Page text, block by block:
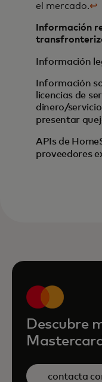
el mercado.↩
Información
Información
Información
licencias de
dinero/
presentar
APIs de
proveedores
Descubre
contacta